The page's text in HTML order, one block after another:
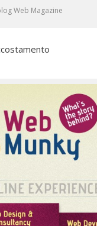
Web Magazine